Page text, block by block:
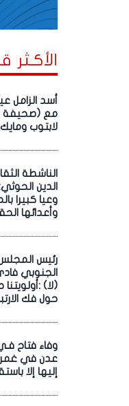
الأكـثر
أسد الزامل
مع (صحيفة
لابتوب
الناشطة
الدين
وعيا كبيرا
وأعدائها
رئيس
الجنوبي
(لا)
حول فك
وفاء فتاح
عدن في غمرة
إليها إلا